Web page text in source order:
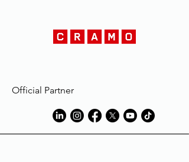
avec de l'eau et du détergent,
immédiatement après son utilisation,
détergent, en particulier celles des
produits contenant de l'eau de
Official Partner